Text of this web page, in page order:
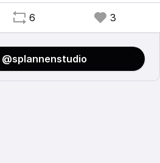
cadre de ses travaux en
6 3
@splannenstudio